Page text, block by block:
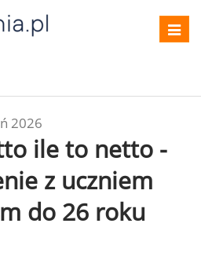
2026
ile to netto -
z uczniem
do 26 roku